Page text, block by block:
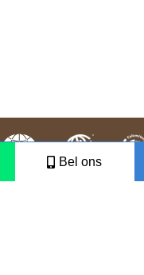
Bel ons